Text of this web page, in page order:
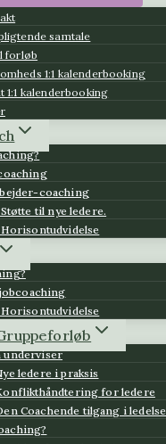
samtale
forløb
1:1 kalenderbooking
1:1 kalenderbooking
coaching
Støtte til nye ledere.
Horisontudvidelse
jobcoaching
Horisontudvidelse
underviser
ledere i praksis
for ledere
Coachende tilgang i ledelse